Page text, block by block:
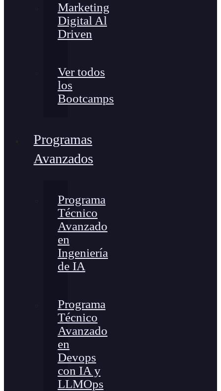
Marketing
Digital Al
Driven
Ver todos
los
Bootcamps
Programas
Avanzados
Programa
Técnico
Avanzado
en
Ingeniería
de IA
Programa
Técnico
Avanzado
en
Devops
con IA y
LLMOps